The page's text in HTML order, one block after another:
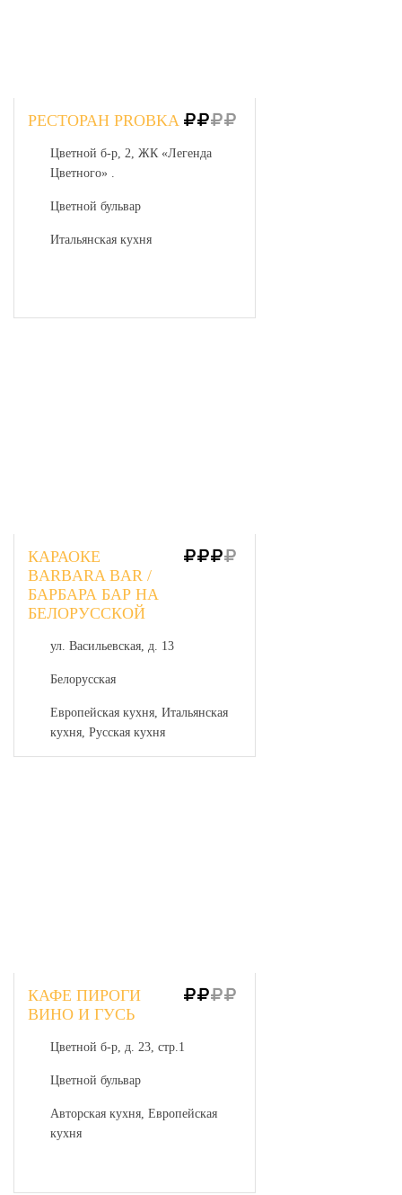
РЕСТОРАН PROBKA
Цветной б-р, 2, ЖК «Легенда
Цветного» .
Цветной бульвар
Итальянская кухня
КАРАОКЕ
BARBARA BAR /
БАРБАРА БАР НА
БЕЛОРУССКОЙ
ул. Васильевская, д. 13
Белорусская
Европейская кухня, Итальянская
кухня, Русская кухня
КАФЕ ПИРОГИ
ВИНО И ГУСЬ
Цветной б-р, д. 23, стр.1
Цветной бульвар
Авторская кухня, Европейская
кухня